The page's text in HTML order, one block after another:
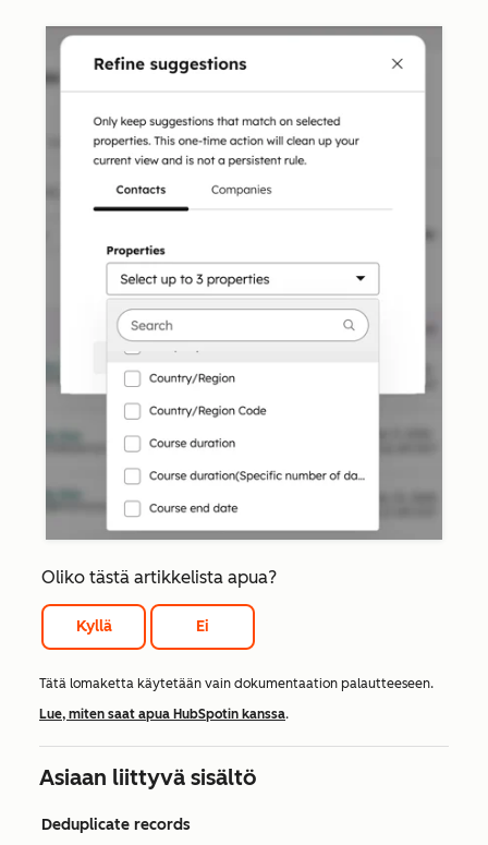
Oliko tästä artikkelista apua?
Kyllä Ei
Tätä lomaketta käytetään vain dokumentaation palautteeseen.
Lue, miten saat apua HubSpotin kanssa.
Asiaan liittyvä sisältö
Deduplicate records